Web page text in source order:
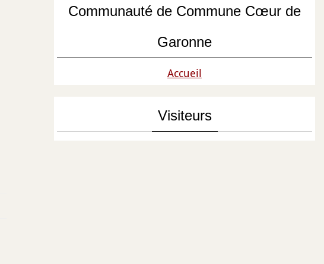
Communauté de Commune Cœur de
Garonne
Accueil
Visiteurs